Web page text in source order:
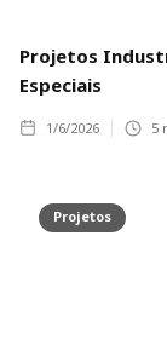
Projetos
Especiais
1/6/2026 5
Projetos